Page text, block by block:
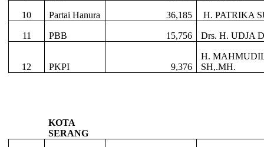
10 Partai Hanura 36,185 H. PATRIKA
11 PBB 15,756 Drs. H. UDJA
12 PKPI 9,376
H.
SH,.MH.
KOTA
SERANG